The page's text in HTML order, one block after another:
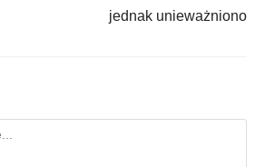
jednak unieważniono